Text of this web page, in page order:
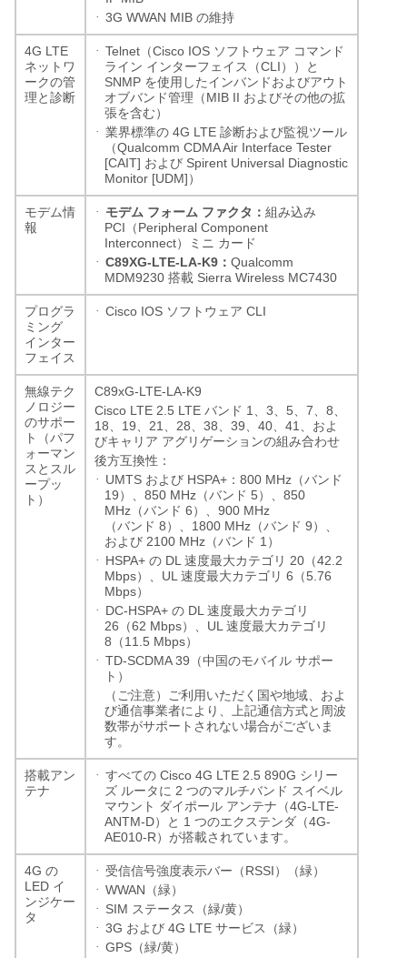
· 3G WWAN MIB の維持
4G LTE
ネットワ
ークの管
理と診断
· Telnet （Cisco IOS ソフトウェア コマンド
ライン インターフェイス（CLI ））と
SNMP を使用したインバンドおよびアウト
オブバンド管理（ MIB II およびその他の拡
張を含む）
· 業界標準の 4G LTE 診断および監視ツール
（Qualcomm CDMA Air Interface Tester
[CAIT] および Spirent Universal Diagnostic
Monitor [UDM] ）
モデム情
報
· モデム フォーム ファクタ： 組み込み
PCI （ Peripheral Component
Interconnect）ミニ カード
· C89XG-LTE-LA-K9 ： Qualcomm
MDM9230 搭載 Sierra Wireless MC7430
プログラ
ミング
インター
フェイス
· Cisco IOS ソフトウェア CLI
無線テク
ノロジー
のサポー
ト（パフ
ォーマン
スとスル
ープッ
ト）
C89xG-LTE-LA-K9
Cisco LTE 2.5 LTE バンド 1 3 5 7 8
18 19 21 28 38 39 40 41
、およ
びキャリア アグリゲーションの組み合わせ
後方互換性：
· UMTS および HSPA+ ： 800 MHz （バンド
19 ）、 850 MHz （バンド 5 ）、 850
MHz （バンド 6 ）、 900 MHz
（バンド 8 ）、 1800 MHz （バンド 9 ）、
および 2100 MHz （バンド 1 ）
· HSPA+ の DL 速度最大カテゴリ 20 （42.2
Mbps）、 UL 速度最大カテゴリ 6 （5.76
Mbps）
· DC-HSPA+ の DL 速度最大カテゴリ
26 （62 Mbps）、 UL 速度最大カテゴリ
8 （ 11.5 Mbps）
· TD-SCDMA 39 （中国のモバイル サポー
ト）
（ご注意）ご利用いただく国や地域、およ
び通信事業者により、上記通信方式と周波
数帯がサポートされない場合がございま
す。
搭載アン
テナ
· すべての Cisco 4G LTE 2.5 890G シリー
ズ ルータに 2 つのマルチバンド スイベル
マウント ダイポール アンテナ（4G-LTE-
ANTM-D）と 1 つのエクステンダ（4G-
AE010-R ）が搭載されています。
4G の
LED イ
ンジケー
タ
· 受信信号強度表示バー（ RSSI ）（緑）
· WWAN （緑）
· SIM ステータス（緑/黄）
· 3G および 4G LTE サービス（緑）
· GPS （緑/黄）